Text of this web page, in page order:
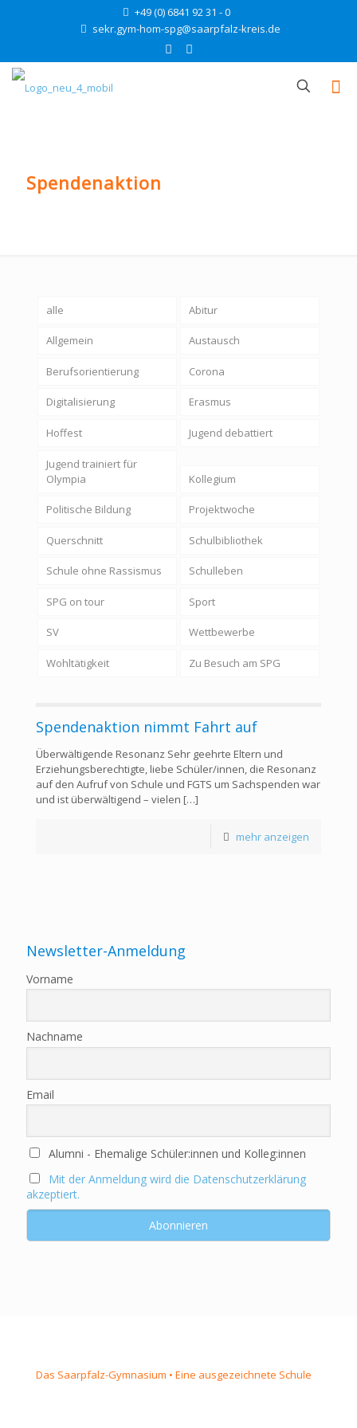
+49 (0) 6841 92 31 - 0
sekr.gym-hom-spg@saarpfalz-kreis.de
Spendenaktion
alle Abitur
Allgemein Austausch
Berufsorientierung Corona
Digitalisierung Erasmus
Hoffest Jugend debattiert
Jugend trainiert für
Olympia
Kollegium
Politische Bildung Projektwoche
Querschnitt Schulbibliothek
Schule ohne Rassismus Schulleben
SPG on tour Sport
SV Wettbewerbe
Wohltätigkeit Zu Besuch am SPG
Spendenaktion nimmt Fahrt auf
Überwältigende Resonanz Sehr geehrte Eltern und
Erziehungsberechtigte, liebe Schüler/innen, die Resonanz
auf den Aufruf von Schule und FGTS um Sachspenden war
und ist überwältigend – vielen […]
mehr anzeigen
Newsletter-Anmeldung
Vorname
Nachname
Email
Alumni - Ehemalige Schüler:innen und Kolleg:innen
Mit der Anmeldung wird die Datenschutzerklärung
akzeptiert.
Das Saarpfalz-Gymnasium • Eine ausgezeichnete Schule